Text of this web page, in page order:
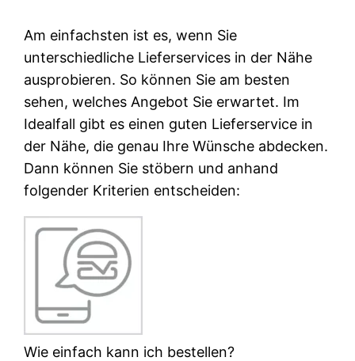
Am einfachsten ist es, wenn Sie
unterschiedliche Lieferservices in der Nähe
ausprobieren. So können Sie am besten
sehen, welches Angebot Sie erwartet. Im
Idealfall gibt es einen guten Lieferservice in
der Nähe, die genau Ihre Wünsche abdecken.
Dann können Sie stöbern und anhand
folgender Kriterien entscheiden:
Wie einfach kann ich bestellen?